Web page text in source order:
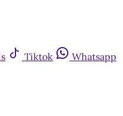
Tiktok
Whatsapp